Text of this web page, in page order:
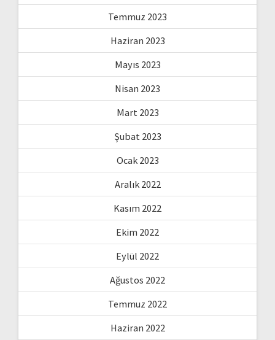
Temmuz 2023
Haziran 2023
Mayıs 2023
Nisan 2023
Mart 2023
Şubat 2023
Ocak 2023
Aralık 2022
Kasım 2022
Ekim 2022
Eylül 2022
Ağustos 2022
Temmuz 2022
Haziran 2022